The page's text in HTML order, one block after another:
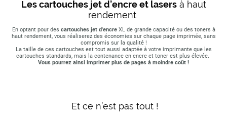
Les cartouches jet d’encre et lasersà haut
rendement
En optant pour des cartouches jet d'encreXL de grande capacité ou des toners à
haut rendement, vous réaliserez des économies sur chaque page imprimée, sans
compromis sur la qualité !
La taille de ces cartouches est tout aussi adaptée à votre imprimante que les
cartouches standards, mais la contenance en encre et toner est plus élevée.
Vous pourrez ainsi imprimer plus de pages à moindre coût !
Et ce n’est pas tout !